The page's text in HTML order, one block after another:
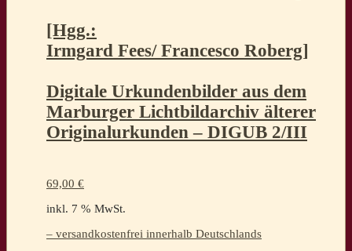
[Hgg.:
Irmgard Fees/ Francesco Roberg]
Digitale Urkundenbilder aus dem
Marburger Lichtbildarchiv älterer
Originalurkunden – DIGUB 2/III
69,00 €
inkl. 7 % MwSt.
– versandkostenfrei innerhalb Deutschlands